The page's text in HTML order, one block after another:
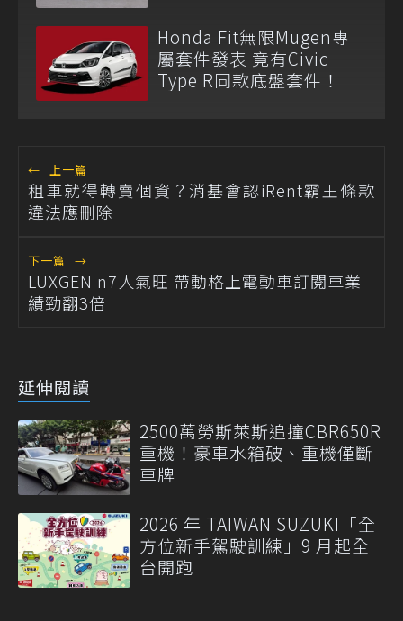
Honda Fit無限Mugen專
屬套件發表 竟有Civic
Type R同款底盤套件！
← 上一篇
租車就得轉賣個資？消基會認iRent霸王條款
違法應刪除
下一篇 →
LUXGEN n7人氣旺 帶動格上電動車訂閱車業
績勁翻3倍
延伸閱讀
2500萬勞斯萊斯追撞CBR650R
重機！豪車水箱破、重機僅斷
車牌
2026 年 TAIWAN SUZUKI「全
方位新手駕駛訓練」9 月起全
台開跑